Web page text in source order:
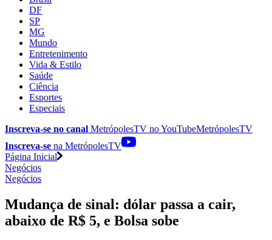
DF
SP
MG
Mundo
Entretenimento
Vida & Estilo
Saúde
Ciência
Esportes
Especiais
Inscreva-se no canal MetrópolesTV noYouTubeMetrópolesTV
Inscreva-se na MetrópolesTV
Página Inicial
Negócios
Negócios
Mudança de sinal: dólar passa a cair,
abaixo de R$ 5, e Bolsa sobe